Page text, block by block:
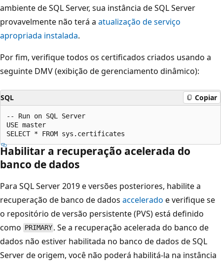
ambiente de SQL Server, sua instância de SQL Server
provavelmente não terá a atualização de serviço
apropriada instalada.
Por fim, verifique todos os certificados criados usando a
seguinte DMV (exibição de gerenciamento dinâmico):
SQL Copiar
-- Run on SQL Server
USE master
Habilitar a recuperação acelerada do
banco de dados
Para SQL Server 2019 e versões posteriores, habilite a
recuperação de banco de dados accelerado e verifique se
o repositório de versão persistente (PVS) está definido
como
PRIMARY . Se a recuperação acelerada do banco de
dados não estiver habilitada no banco de dados de SQL
Server de origem, você não poderá habilitá-la na instância